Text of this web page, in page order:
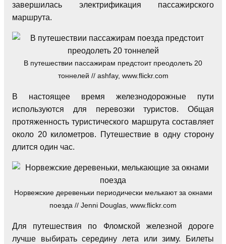
завершилась электрификация пассажирского
маршрута.
В путешествии пассажирам предстоит преодолеть 20
тоннелей // ashfay, www.flickr.com
В настоящее время железнодорожные пути
используются для перевозки туристов. Общая
протяженность туристического маршрута составляет
около 20 километров. Путешествие в одну сторону
длится один час.
Норвежские деревеньки периодически мелькают за окнами
поезда // Jenni Douglas, www.flickr.com
Для путешествия по Фломской железной дороге
лучше выбирать середину лета или зиму. Билеты